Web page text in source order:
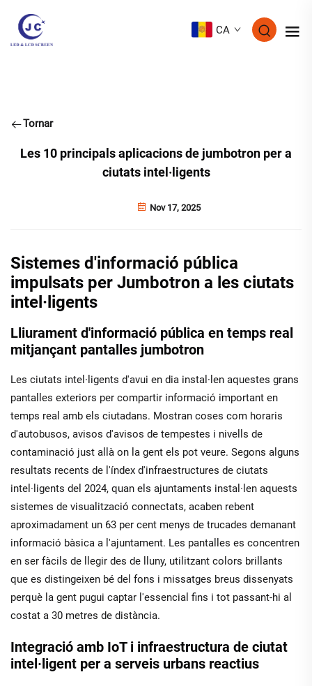
CA
Tornar
Les 10 principals aplicacions de jumbotron per a
ciutats intel·ligents
Nov 17, 2025
Sistemes d'informació pública
impulsats per Jumbotron a les ciutats
intel·ligents
Lliurament d'informació pública en temps real
mitjançant pantalles jumbotron
Les ciutats intel·ligents d'avui en dia instal·len aquestes grans
pantalles exteriors per compartir informació important en
temps real amb els ciutadans. Mostran coses com horaris
d'autobusos, avisos d'avisos de tempestes i nivells de
contaminació just allà on la gent els pot veure. Segons alguns
resultats recents de l'índex d'infraestructures de ciutats
intel·ligents del 2024, quan els ajuntaments instal·len aquests
sistemes de visualització connectats, acaben rebent
aproximadament un 63 per cent menys de trucades demanant
informació bàsica a l'ajuntament. Les pantalles es concentren
en ser fàcils de llegir des de lluny, utilitzant colors brillants
que es distingeixen bé del fons i missatges breus dissenyats
perquè la gent pugui captar l'essencial fins i tot passant-hi al
costat a 30 metres de distància.
Integració amb IoT i infraestructura de ciutat
intel·ligent per a serveis urbans reactius